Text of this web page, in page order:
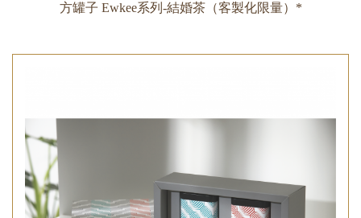
方罐子 Ewkee系列-結婚茶（客製化限量）*